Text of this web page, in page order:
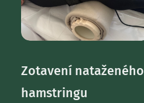
Zotavení nataženého
hamstringu